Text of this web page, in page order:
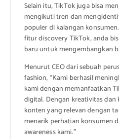
Selain itu, TikTok juga bisa
mengikuti tren dan
populer di kalangan
fitur discovery TikTok, anda
baru untuk mengembangkan
Menurut CEO dari sebuah
fashion, “Kami berhasil
kami dengan memanfaatkan
digital. Dengan kreativitas
konten yang relevan dengan
menarik perhatian konsumen
awareness kami.”